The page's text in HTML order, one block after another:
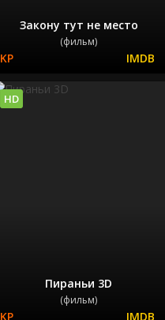
Закону тут не место
(фильм)
Пираньи 3D
(фильм)
HD